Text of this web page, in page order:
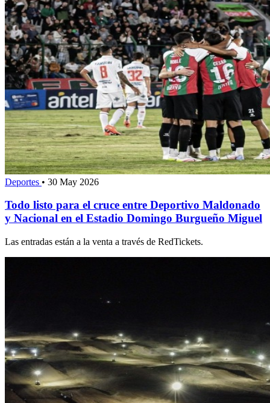
Deportes • 30 May 2026
Todo listo para el cruce entre Deportivo Maldonado
y Nacional en el Estadio Domingo Burgueño Miguel
Las entradas están a la venta a través de RedTickets.